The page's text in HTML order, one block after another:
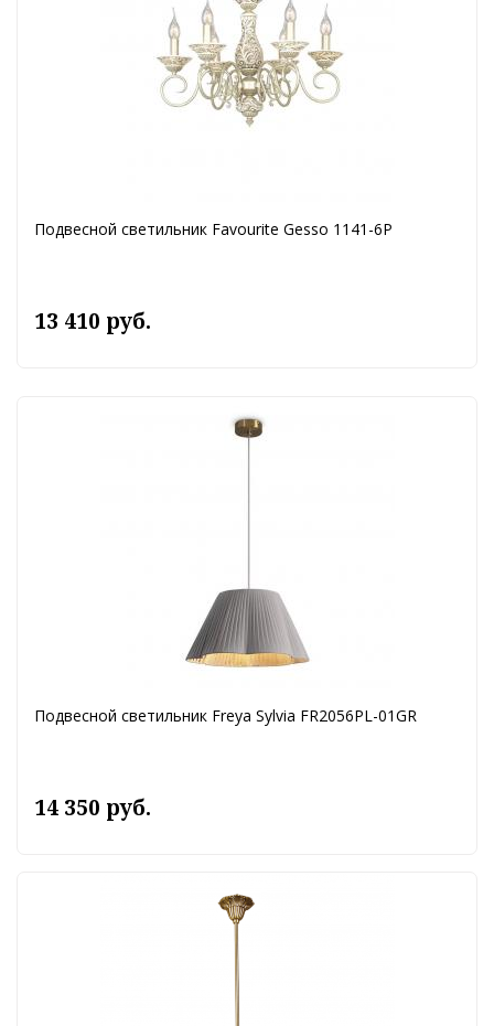
Подвесной светильник Favourite Gesso 1141-6P
13 410 руб.
Подвесной светильник Freya Sylvia FR2056PL-01GR
14 350 руб.